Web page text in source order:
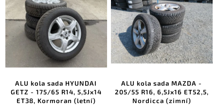
ALU kola sada HYUNDAI
GETZ - 175/65 R14, 5,5Jx14
ET38, Kormoran (letní)
ALU kola sada MAZDA -
205/55 R16, 6,5Jx16 ET52,5,
Nordicca (zimní)